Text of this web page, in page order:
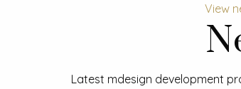
View
Latest mdesign development